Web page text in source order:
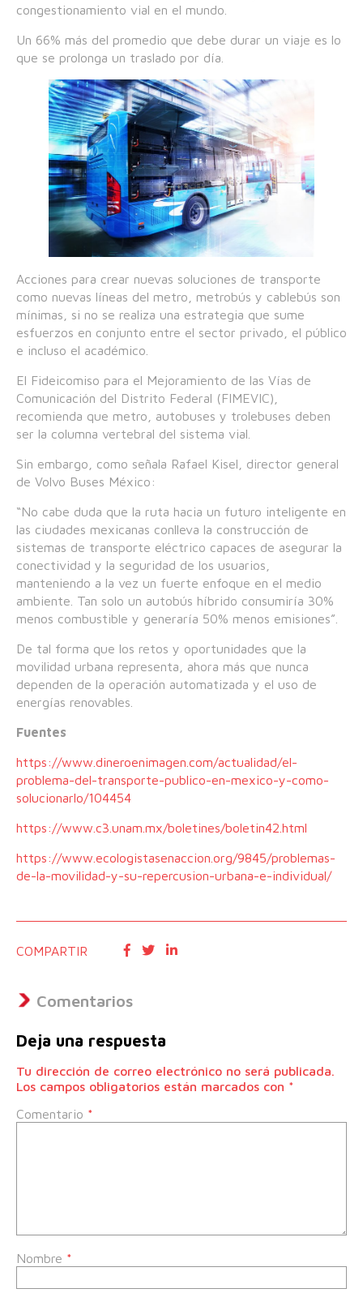
congestionamiento vial en el mundo.
Un 66% más del promedio que debe durar un viaje es lo
que se prolonga un traslado por día.
Acciones para crear nuevas soluciones de transporte
como nuevas líneas del metro, metrobús y cablebús son
mínimas, si no se realiza una estrategia que sume
esfuerzos en conjunto entre el sector privado, el público
e incluso el académico.
El Fideicomiso para el Mejoramiento de las Vías de
Comunicación del Distrito Federal (FIMEVIC),
recomienda que metro, autobuses y trolebuses deben
ser la columna vertebral del sistema vial.
Sin embargo, como señala Rafael Kisel, director general
de Volvo Buses México:
“No cabe duda que la ruta hacia un futuro inteligente en
las ciudades mexicanas conlleva la construcción de
sistemas de transporte eléctrico capaces de asegurar la
conectividad y la seguridad de los usuarios,
manteniendo a la vez un fuerte enfoque en el medio
ambiente. Tan solo un autobús híbrido consumiría 30%
menos combustible y generaría 50% menos emisiones”.
De tal forma que los retos y oportunidades que la
movilidad urbana representa, ahora más que nunca
dependen de la operación automatizada y el uso de
energías renovables.
Fuentes
https://www.dineroenimagen.com/actualidad/el-
problema-del-transporte-publico-en-mexico-y-como-
solucionarlo/104454
https://www.c3.unam.mx/boletines/boletin42.html
https://www.ecologistasenaccion.org/9845/problemas-
de-la-movilidad-y-su-repercusion-urbana-e-individual/
COMPARTIR
Comentarios
Deja una respuesta
Tu dirección de correo electrónico no será publicada.
Los campos obligatorios están marcados con *
Comentario *
Nombre *